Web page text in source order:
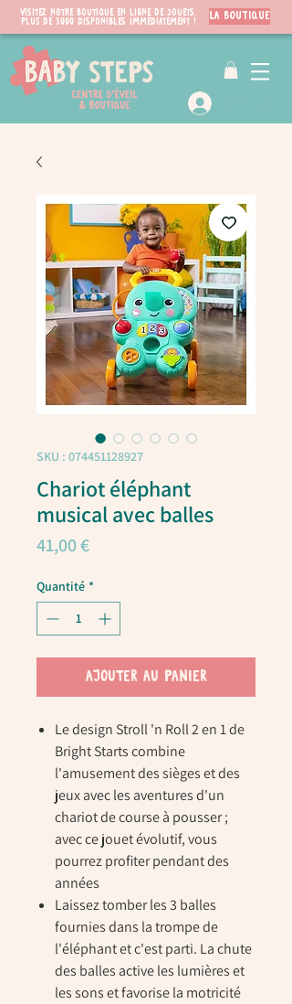
Visitez notre boutique en ligne de jouets.
PLUS de 3000 disponibles immédiatement !
LA BOUTIQUE
SKU : 074451128927
Chariot éléphant
musical avec balles
41,00 €Prix
Quantité *
AJOUTER AU PANIER
Le design Stroll 'n Roll 2 en 1 de
Bright Starts combine
l'amusement des sièges et des
jeux avec les aventures d'un
chariot de course à pousser ;
avec ce jouet évolutif, vous
pourrez profiter pendant des
années
Laissez tomber les 3 balles
fournies dans la trompe de
l'éléphant et c'est parti. La chute
des balles active les lumières et
les sons et favorise la motricité